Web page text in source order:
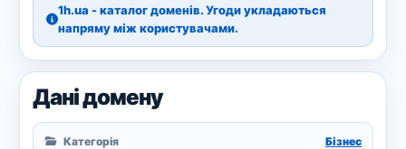
1h.ua - каталог доменів. Угоди укладаються
напряму між користувачами.
Дані домену
Категорія Бізнес